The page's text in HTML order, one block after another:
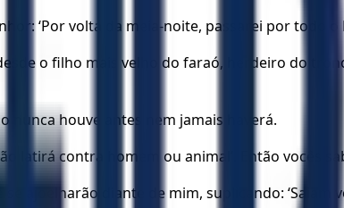
‘Por volta da meia-noite, passarei por todo o
o filho mais velho do faraó, herdeiro do
nunca houve antes nem jamais haverá.
latirá contra homem ou animal’. Então vocês
se ajoelharão diante de mim, suplicando: